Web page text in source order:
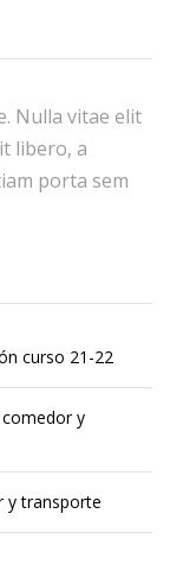
Nulla vitae elit
libero, a
porta sem
curso 21-22
y
y transporte